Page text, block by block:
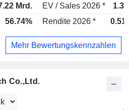
Mrd. EV / Sales 2026 *
56.74% Rendite 2026 *
Mehr Bewertungskennzahlen
Co.,Ltd.